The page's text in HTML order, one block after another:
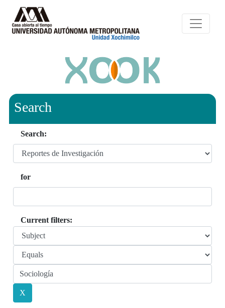
Search
Search:
for
Current filters: